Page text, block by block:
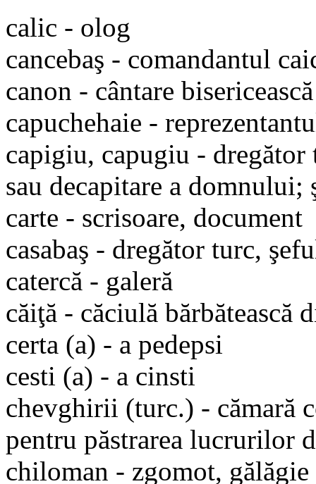
calic - olog
cancebaş - comandantul
canon - cântare bisericească
capuchehaie -
capigiu, capugiu -
sau decapitare a
carte - scrisoare, document
casabaş - dregător turc,
catercă - galeră
căiţă - căciulă bărbătească
certa (a) - a pedepsi
cesti (a) - a cinsti
chevghirii (turc.) - cămară
pentru păstrarea lucrurilor
chiloman - zgomot, gălăgie